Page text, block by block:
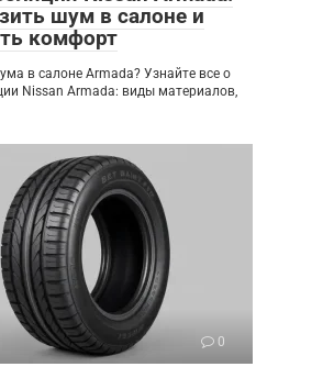
шум в салоне и
комфорт
в салоне Armada? Узнайте все о
Nissan Armada: виды материалов,
0